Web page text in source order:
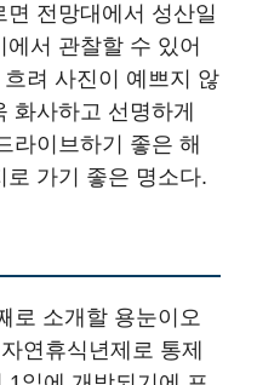
전망대에서 성산일
서 관찰할 수 있어
려 사진이 예쁘지 않
화사하고 선명하게
라이브하기 좋은 해
가기 좋은 명소다.
로 소개할 용눈이오
연휴식년제로 통제